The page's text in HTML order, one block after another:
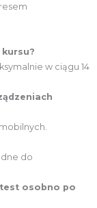
w ciągu 14
do
test osobno po